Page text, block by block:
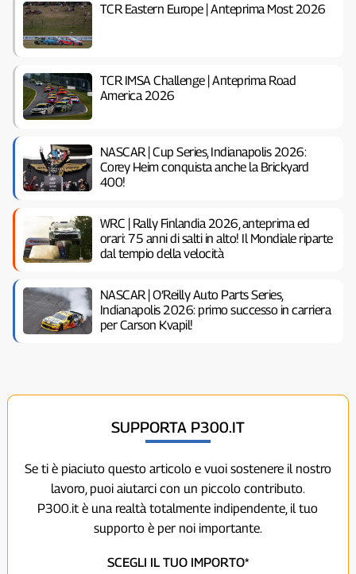
TCR Eastern Europe | Anteprima Most 2026
TCR IMSA Challenge | Anteprima Road
America 2026
NASCAR | Cup Series, Indianapolis 2026:
Corey Heim conquista anche la Brickyard
400!
WRC | Rally Finlandia 2026, anteprima ed
orari: 75 anni di salti in alto! Il Mondiale riparte
dal tempio della velocità
NASCAR | O’Reilly Auto Parts Series,
Indianapolis 2026: primo successo in carriera
per Carson Kvapil!
SUPPORTA P300.IT
Se ti è piaciuto questo articolo e vuoi sostenere il nostro
lavoro, puoi aiutarci con un piccolo contributo.
P300.it è una realtà totalmente indipendente, il tuo
supporto è per noi importante.
SCEGLI IL TUO IMPORTO*